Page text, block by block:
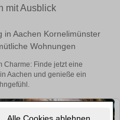
Alle Cookies ablehnen
mit Ausblick
in Aachen Kornelimünster
Wohnungen
Charme: Finde jetzt eine
Aachen und genieße ein